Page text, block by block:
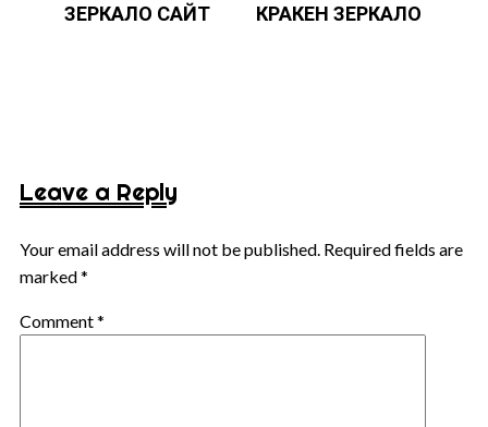
ЗЕРКАЛО САЙТ
КРАКЕН ЗЕРКАЛО
Leave a Reply
Your email address will not be published. Required fields are
marked*
Comment*